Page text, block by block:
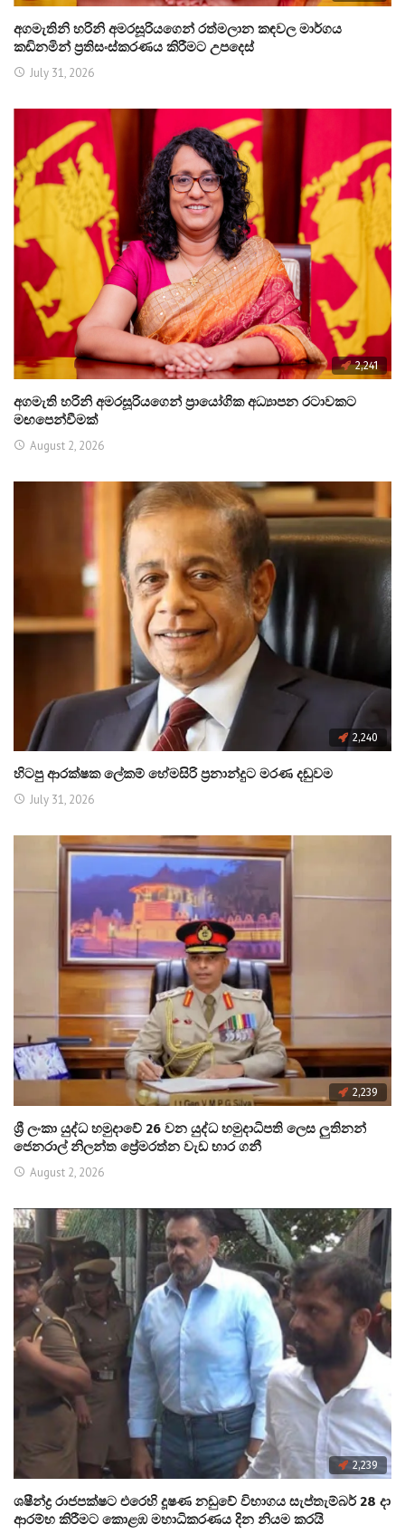
අගමැතිනි හරිනි අමරසූරියගෙන් රත්මලාන කඳවල මාර්ගය
කඩිනමින් ප්‍රතිසංස්කරණය කිරීමට උපදෙස්
July 31, 2026
2,241
අගමැති හරිනි අමරසූරියගෙන් ප්‍රායෝගික අධ්‍යාපන රටාවකට
මඟපෙන්වීමක්
August 2, 2026
2,240
හිටපු ආරක්ෂක ලේකම් හේමසිරි ප්‍රනාන්දුට මරණ දඬුවම
July 31, 2026
2,239
ශ්‍රී ලංකා යුද්ධ හමුදාවේ 26 වන යුද්ධ හමුදාධිපති ලෙස ලුතිනන්
ජෙනරාල් නිලන්ත ප්‍රේමරත්න වැඩ භාර ගනී
August 2, 2026
2,239
ශෂීන්ද්‍ර රාජපක්ෂට එරෙහි දූෂණ නඩුවේ විභාගය සැප්තැම්බර් 28 දා
ආරම්භ කිරීමට කොළඹ මහාධිකරණය දින නියම කරයි